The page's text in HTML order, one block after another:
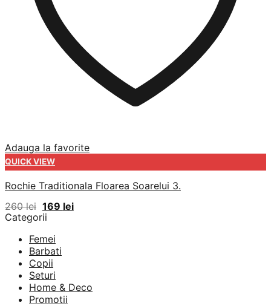
Adauga la favorite
QUICK VIEW
Rochie Traditionala Floarea Soarelui 3.
260lei Prețul
inițial
a
fost:
260 lei.
169 leiPrețul
curent
Categorii
Femei
Barbati
Copii
Seturi
Home & Deco
Promotii